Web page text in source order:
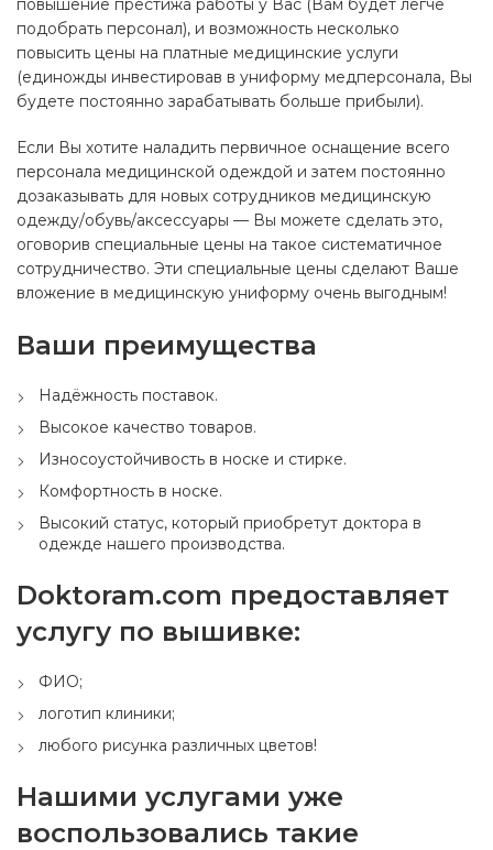
повышение престижа работы у Вас (Вам будет легче
подобрать персонал), и возможность несколько
повысить цены на платные медицинские услуги
(единожды инвестировав в униформу медперсонала, Вы
будете постоянно зарабатывать больше прибыли).
Если Вы хотите наладить первичное оснащение всего
персонала медицинской одеждой и затем постоянно
дозаказывать для новых сотрудников медицинскую
одежду/обувь/аксессуары — Вы можете сделать это,
оговорив специальные цены на такое систематичное
сотрудничество. Эти специальные цены сделают Ваше
вложение в медицинскую униформу очень выгодным!
Ваши преимущества
Надёжность поставок.
Высокое качество товаров.
Износоустойчивость в носке и стирке.
Комфортность в носке.
Высокий статус, который приобретут доктора в
одежде нашего производства.
Doktoram.com предоставляет
услугу по вышивке:
ФИО;
логотип клиники;
любого рисунка различных цветов!
Нашими услугами уже
воспользовались такие